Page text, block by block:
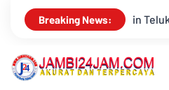
Breaking News:
Tidak Tunduk pada